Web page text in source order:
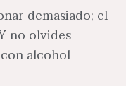
demasiado; el
no olvides
alcohol